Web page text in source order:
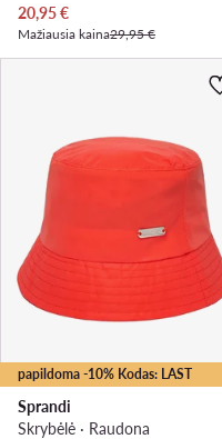
Dabartinė kaina
20,95€
Mažiausia kaina29,95 €
papildoma -10% Kodas: LAST
Sprandi
Skrybėlė · Raudona